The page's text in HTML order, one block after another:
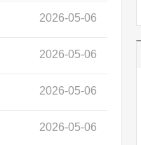
2026-05-06
2026-05-06
2026-05-06
2026-05-06